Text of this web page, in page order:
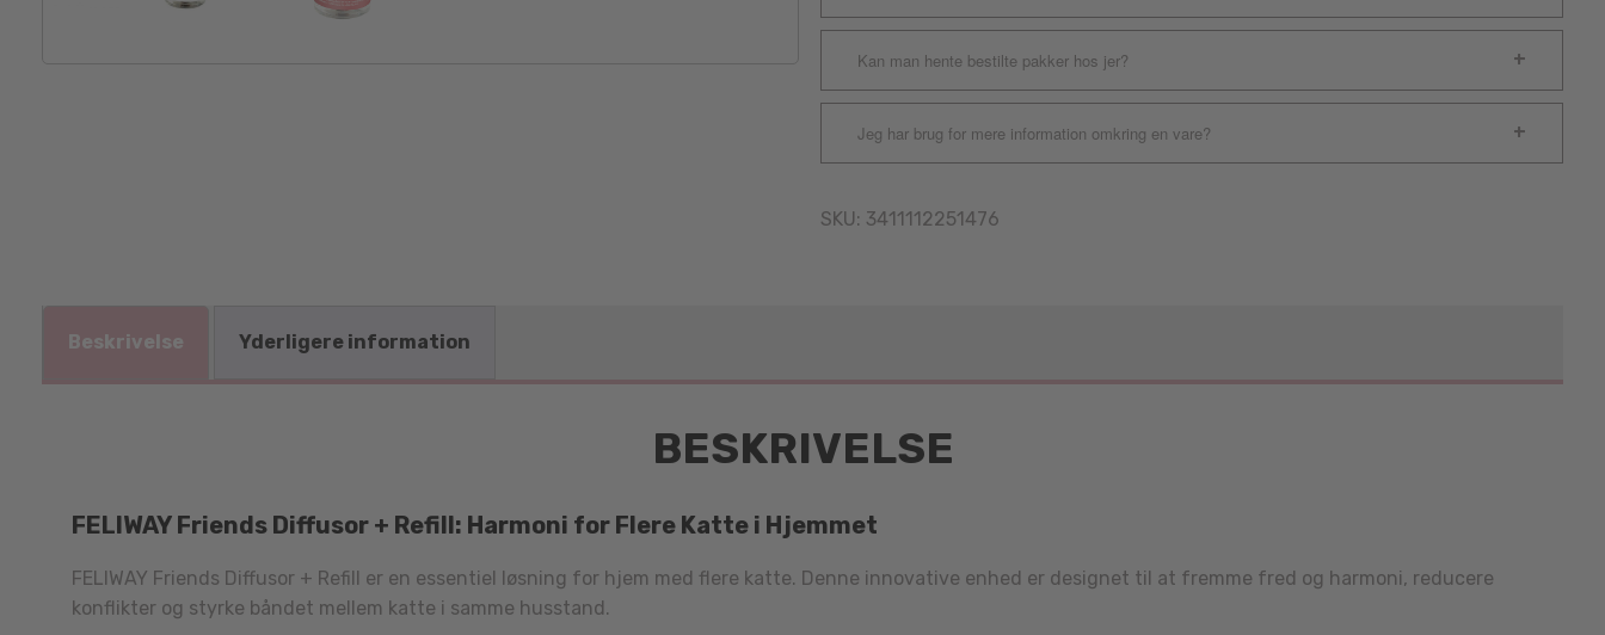
Kan man hente bestilte pakker hos jer?
Jeg har brug for mere information omkring en vare?
SKU: 3411112251476
Beskrivelse Yderligere information
BESKRIVELSE
FELIWAY Friends Diffusor + Refill: Harmoni for Flere Katte i Hjemmet
FELIWAY Friends Diffusor + Refill er en essentiel løsning for hjem med flere katte. Denne innovative enhed er designet til at fremme fred og harmoni, reducere
konflikter og styrke båndet mellem katte i samme husstand.